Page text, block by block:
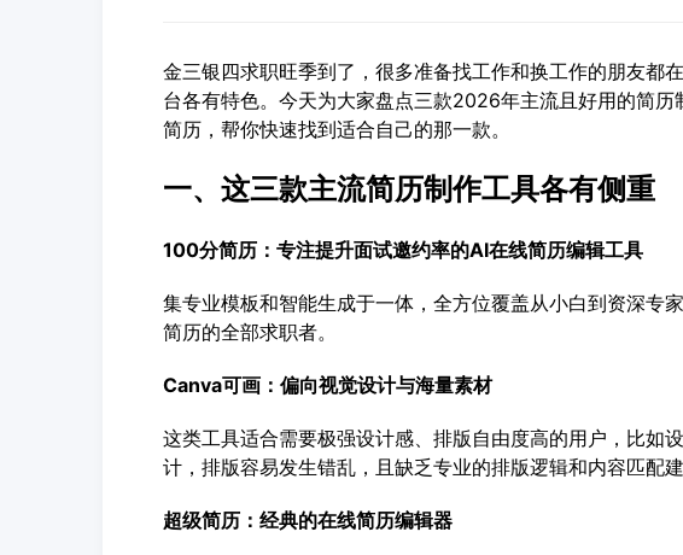
金三银四求职旺季到了，很多准备找工作和换工作的朋友都
台各有特色。今天为大家盘点三款2026年主流且好用的简
简历，帮你快速找到适合自己的那一款。
一、这三款主流简历制作工具各有侧重
100分简历：专注提升面试邀约率的AI在线简历编辑工具
集专业模板和智能生成于一体，全方位覆盖从小白到资深专
简历的全部求职者。
Canva可画：偏向视觉设计与海量素材
这类工具适合需要极强设计感、排版自由度高的用户，比如
计，排版容易发生错乱，且缺乏专业的排版逻辑和内容匹配建
超级简历：经典的在线简历编辑器